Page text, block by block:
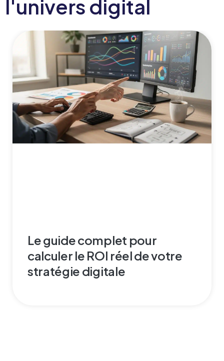
l'univers digital
Le guide complet pour
calculer le ROI réel de votre
stratégie digitale